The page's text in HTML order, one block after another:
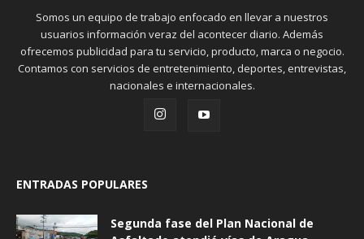
Somos un equipo de trabajo enfocado en llevar a nuestros
usuarios información veraz del acontecer diario. Además
ofrecemos publicidad para tu servicio, producto, marca o negocio.
Contamos con servicios de entretenimiento, deportes, entrevistas,
nacionales e internacionales.
ENTRADAS POPULARES
Segunda fase del Plan Nacional de